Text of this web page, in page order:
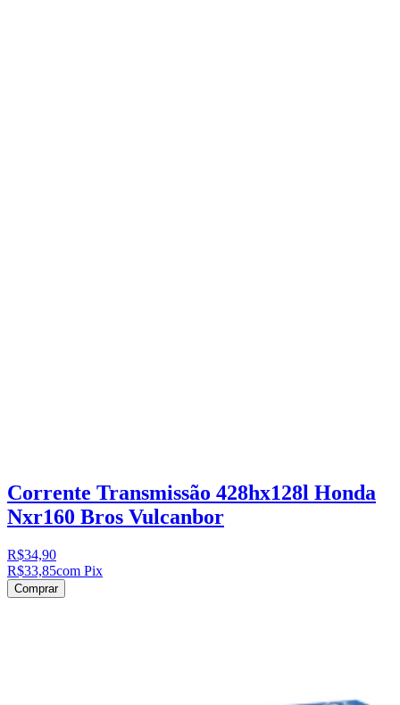
Corrente Transmissão 428hx128l Honda
Nxr160 Bros Vulcanbor
R$34,90
R$33,85com Pix
Comprar